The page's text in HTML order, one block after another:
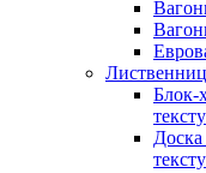
Блок-